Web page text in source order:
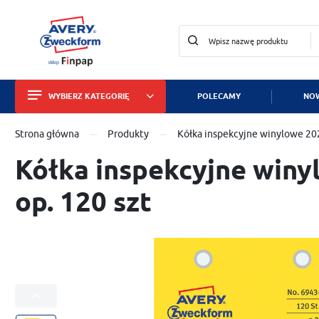
WYBIERZ KATEGORIĘ
Etykiety
Wizytówki i papiery
Identyfikatory
POLECAMY
Strona główna Produkty Kółka inspekcyjne winylowe
Kółka inspekcyjne
op. 120 szt